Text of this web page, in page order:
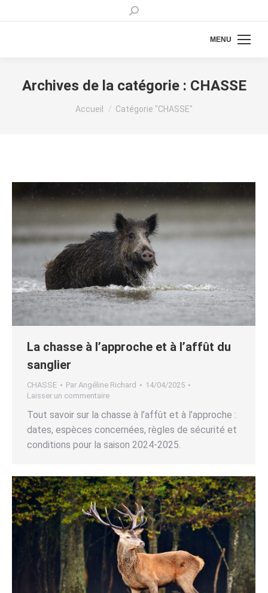
Recherche
MENU
Archives de la catégorie : CHASSE
Vous êtes ici :
Accueil Catégorie "CHASSE"
La chasse à l’approche et à l’affût du
sanglier
CHASSE Par Angéline Richard
14/04/2025
Laisser un commentaire
Tout savoir sur la chasse à l’affût et à l’approche :
dates, espèces concernées, règles de sécurité et
conditions pour la saison 2024-2025.